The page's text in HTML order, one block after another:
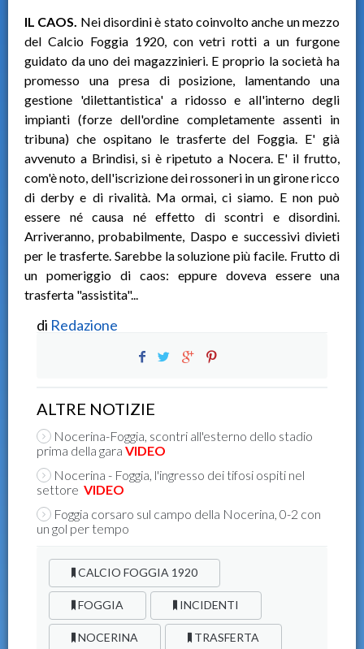
IL CAOS. Nei disordini è stato coinvolto anche un mezzo
del Calcio Foggia 1920, con vetri rotti a un furgone
guidato da uno dei magazzinieri. E proprio la società ha
promesso una presa di posizione, lamentando una
gestione 'dilettantistica' a ridosso e all'interno degli
impianti (forze dell'ordine completamente assenti in
tribuna) che ospitano le trasferte del Foggia. E' già
avvenuto a Brindisi, si è ripetuto a Nocera. E' il frutto,
com'è noto, dell'iscrizione dei rossoneri in un girone ricco
di derby e di rivalità. Ma ormai, ci siamo. E non può
essere né causa né effetto di scontri e disordini.
Arriveranno, probabilmente, Daspo e successivi divieti
per le trasferte. Sarebbe la soluzione più facile. Frutto di
un pomeriggio di caos: eppure doveva essere una
trasferta "assistita"...
di Redazione
ALTRE NOTIZIE
Nocerina-Foggia, scontri all'esterno dello stadio
prima della gara VIDEO
Nocerina - Foggia, l'ingresso dei tifosi ospiti nel
settore VIDEO
Foggia corsaro sul campo della Nocerina, 0-2 con
un gol per tempo
CALCIO FOGGIA 1920
FOGGIA INCIDENTI
NOCERINA TRASFERTA